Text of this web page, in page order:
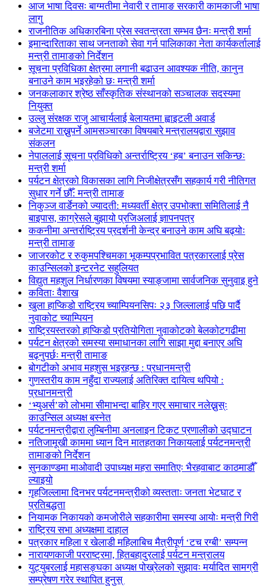
आज भाषा दिवसः बाग्मतीमा नेवारी र तामाङ सरकारी कामकाजी भाषा
लागु
राजनीतिक अधिकारबिना प्रेस स्वतन्त्रता सम्भव छैनः मन्त्री शर्मा
इमान्दारिताका साथ जनताकाे सेवा गर्न पालिकाका नेता कार्यकर्तालाई
मन्त्री तामाङको निर्देशन
सूचना प्रविधिका क्षेत्रमा लगानी बढाउन आवश्यक नीति, कानुन
बनाउने काम भइरहेको छः मन्त्री शर्मा
जनकलाकार श्रेष्ठ साँस्कृतिक संस्थानको सञ्चालक सदस्यमा
नियुक्त
उल्लु संरक्षक राजु आचार्यलाई बेलायतमा ह्वाइटली अवार्ड
बजेटमा राख्नुपर्ने आमसञ्चारका विषयबारे मन्त्रालयद्वारा सुझाव
संकलन
नेपाललाई सूचना प्रविधिको अन्तर्राष्ट्रिय ‘हब’ बनाउन सकिन्छः
मन्त्री शर्मा
पर्यटन क्षेत्रको विकासका लागि निजीक्षेत्रसँग सहकार्य गरी नीतिगत
सुधार गर्ने छौँ: मन्त्री तामाङ
निकुञ्ज वार्डेनको ज्यादती: मध्यवर्ती क्षेत्र उपभोक्ता समितिलाई नै
बाइपास, काग्रेसले बुझायो प्रजिअलाई ज्ञापनपत्र
ककनीमा अन्तर्राष्ट्रिय प्रदर्शनी केन्द्र बनाउने काम अघि बढ्योः
मन्त्री तामाङ
जाजरकोट र रुकुमपश्चिमका भूकम्पप्रभावित पत्रकारलाई प्रेस
काउन्सिलको इन्टरनेट सहुलियत
विद्युत महशुल निर्धारणका विषयमा स्याङ्जामा सार्वजनिक सुनुवाइ हुने
कविताः वैशाख
खुला हाप्किडो राष्ट्रिय च्याम्पियनसिपः २३ जिल्लालाई पछि पार्दै
नुवाकोट च्याम्पियन
राष्ट्रियस्तरको हाप्किडो प्रतियोगिता नुवाकोटको बेलकोटगढीमा
पर्यटन क्षेत्रको समस्या समाधानका लागि साझा मुद्दा बनाएर अघि
बढ्नुपर्छः मन्त्री तामाङ
बोगटीको अभाव महशुस भइरहन्छ : प्रधानमन्त्री
गुणस्तरीय काम नहुँदा राज्यलाई अतिरिक्त दायित्व थपियो :
प्रधानमन्त्री
‘भ्युअर्स’को लोभमा सीमाभन्दा बाहिर गएर समाचार नलेख्नुस्ः
काउन्सिल अध्यक्ष बस्नेत
पर्यटनमन्त्रीद्वारा लुम्बिनीमा अनलाइन टिकट प्रणालीको उद्घाटन
नतिजामूखी काममा ध्यान दिन मातहतका निकायलाई पर्यटनमन्त्री
तामाङको निर्देशन
सुनकाण्डमा मा‌ओवादी उपाध्यक्ष महरा समातिएः भैरहवाबाट काठमाडौँ
ल्याइयो
गृहजिल्लामा दिनभर पर्यटनमन्त्रीको व्यस्तताः जनता भेटघाट र
प्रतिबद्धता
नियामक निकायको कमजोरीले सहकारीमा समस्या आयोः मन्त्री गिरी
राष्ट्रिय सभा अध्यक्षमा दाहाल
पत्रकार महिला र खेलाडी महिलाबिच मैत्रीपूर्ण ‘टच रग्बी’ सम्पन्न
नारायणकाजी परराष्ट्रमा, हितबहादुरलाई पर्यटन मन्त्रालय
युट्युबरलाई महासङ्घका अध्यक्ष पोख्रेलको सुझावः मर्यादित सामग्री
सम्प्रेषण गरेर स्थापित हुनुस्